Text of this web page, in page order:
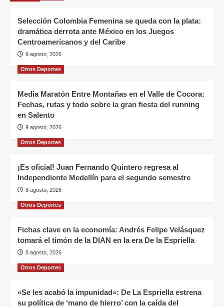
Selección Colombia Femenina se queda con la plata:
dramática derrota ante México en los Juegos
Centroamericanos y del Caribe
9 agosto, 2026
Otros Deportes
Media Maratón Entre Montañas en el Valle de Cocora:
Fechas, rutas y todo sobre la gran fiesta del running
en Salento
9 agosto, 2026
Otros Deportes
¡Es oficial! Juan Fernando Quintero regresa al
Independiente Medellín para el segundo semestre
8 agosto, 2026
Otros Deportes
Fichas clave en la economía: Andrés Felipe Velásquez
tomará el timón de la DIAN en la era De la Espriella
8 agosto, 2026
Otros Deportes
«Se les acabó la impunidad»: De La Espriella estrena
su política de ‘mano de hierro’ con la caída del